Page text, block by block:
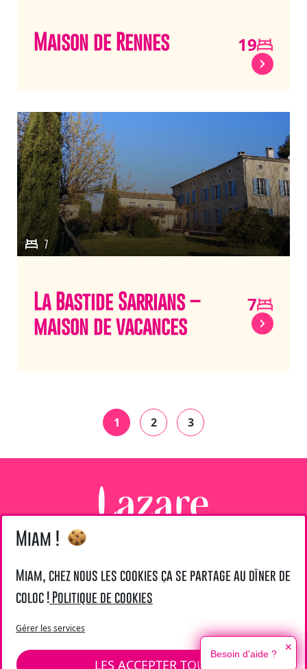
Miam !
Miam, chez nous les cookies ça se partage au dîner de
coloc ! Politique de cookies
Gérer les services
LES ACCEPTER TOUS
Maison de Rennes 19
7
La Bastide Sarrians –
maison de vacances
7
1 2 3
LIENS UTILES
Mentions légales
Fondation Lazare
SIÈGE : Besoin d'aide ?
✕